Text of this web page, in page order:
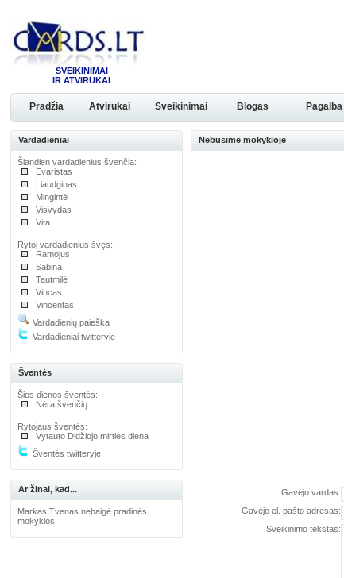
SVEIKINIMAI
IR ATVIRUKAI
Pradžia Atvirukai Sveikinimai Blogas Pagalba
Vardadieniai
Šiandien vardadienius švenčia:
Evaristas
Liaudginas
Mingintė
Visvydas
Vita
Rytoj vardadienius švęs:
Ramojus
Sabina
Tautmilė
Vincas
Vincentas
Vardadienių paieška
Vardadieniai twitteryje
Šventės
Šios dienos šventės:
Nėra švenčių
Rytojaus šventės:
Vytauto Didžiojo mirties diena
Šventės twitteryje
Ar žinai, kad...
Markas Tvenas nebaigė pradinės
mokyklos.
Nebūsime mokykloje
Gavėjo vardas:
Gavėjo el. pašto adresas:
Sveikinimo tekstas: